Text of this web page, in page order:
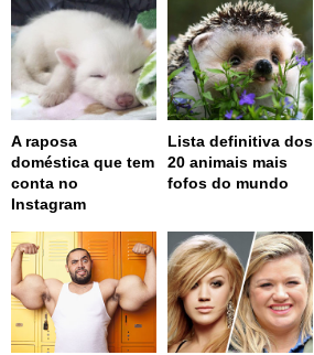
A raposa
doméstica que tem
conta no
Instagram
Lista definitiva dos
20 animais mais
fofos do mundo